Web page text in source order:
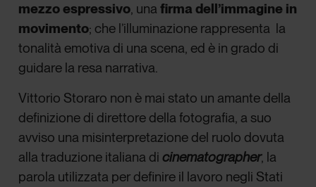
mezzo espressivo, unafirma dell’immagine in
movimento; che l’illuminazione rappresenta la
tonalità emotiva di una scena, ed è in grado di
guidare la resa narrativa.
Vittorio Storaro non è mai stato un amante della
definizione di direttore della fotografia, a suo
avviso una misinterpretazione del ruolo dovuta
alla traduzione italiana dicinematographer, la
parola utilizzata per definire il lavoro negli Stati